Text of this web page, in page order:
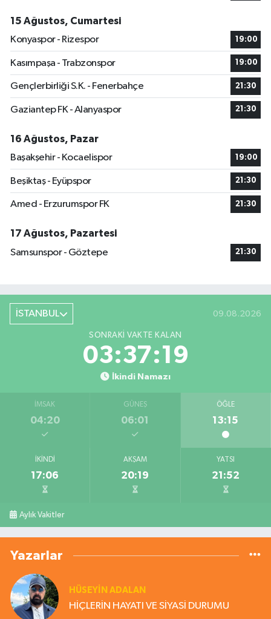
15 Ağustos, Cumartesi
Konyaspor - Rizespor
19:00
Kasımpaşa - Trabzonspor 19:00
Gençlerbirliği S.K. - Fenerbahçe 21:30
Gaziantep FK - Alanyaspor 21:30
16 Ağustos, Pazar
Başakşehir - Kocaelispor
19:00
Beşiktaş - Eyüpspor 21:30
Amed - Erzurumspor FK 21:30
17 Ağustos, Pazartesi
Samsunspor - Göztepe
21:30
İSTANBUL 09.08.2026
SONRAKI VAKTE KALAN
03:37:19
İkindi Namazı
İMSAK
04:20
GÜNEŞ
06:01
ÖĞLE
13:15
İKINDI
17:06
AKŞAM
20:19
YATSI
21:52
Aylık Vakitler
Yazarlar
HÜSEYIN ADALAN
HİÇLERİN HAYATI VE SİYASİ DURUMU